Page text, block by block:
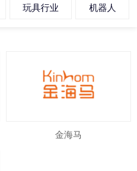
玩具行业 机器人
金海马